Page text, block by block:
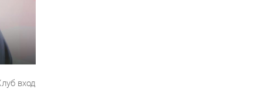
вход